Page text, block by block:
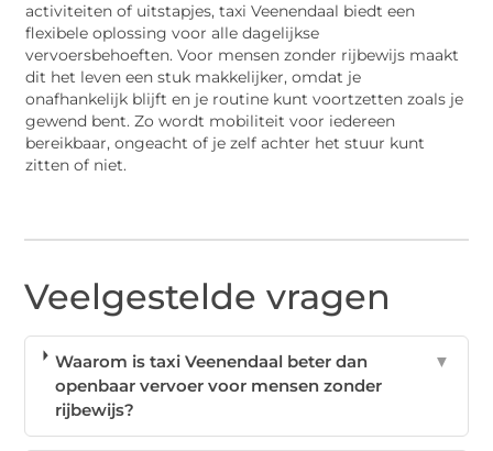
activiteiten of uitstapjes, taxi Veenendaal biedt een
flexibele oplossing voor alle dagelijkse
vervoersbehoeften. Voor mensen zonder rijbewijs maakt
dit het leven een stuk makkelijker, omdat je
onafhankelijk blijft en je routine kunt voortzetten zoals je
gewend bent. Zo wordt mobiliteit voor iedereen
bereikbaar, ongeacht of je zelf achter het stuur kunt
zitten of niet.
Veelgestelde vragen
Waarom is taxi Veenendaal beter dan
openbaar vervoer voor mensen zonder
rijbewijs?
▼